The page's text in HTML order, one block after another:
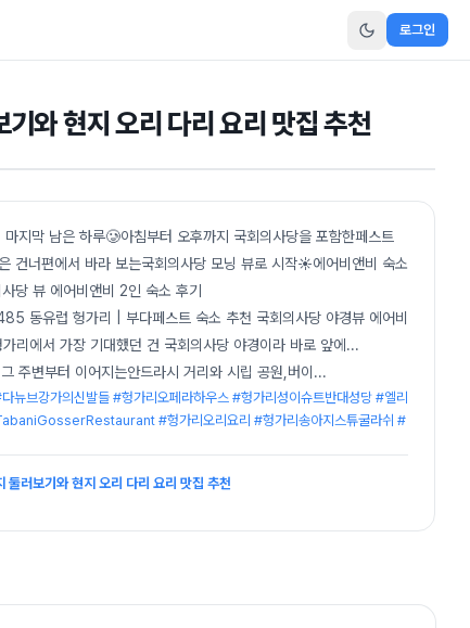
로그인
와 현지 오리 다리 요리 맛집 추천
지막 남은 하루🥲아침부터 오후까지 국회의사당을 포함한페스트
건너편에서 바라 보는국회의사당 모닝 뷰로 시작☀️에어비앤비 숙소
당 뷰 에어비앤비 2인 숙소 후기
럽 헝가리 | 부다페스트 숙소 추천 국회의사당 야경뷰 에어비
리에서 가장 기대했던 건 국회의사당 야경이라 바로 앞에...
변부터 이어지는안드라시 거리와 시립 공원,버이 ...
뉴브강가의신발들 #헝가리오페라하우스 #헝가리성이슈트반대성당 #엘리
#헝가리오리요리 #헝가리송아지스튜굴라쉬 #
러보기와 현지 오리 다리 요리 맛집 추천